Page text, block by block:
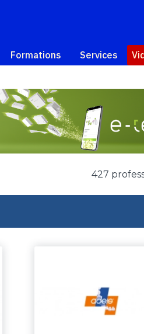
Formations Services
427